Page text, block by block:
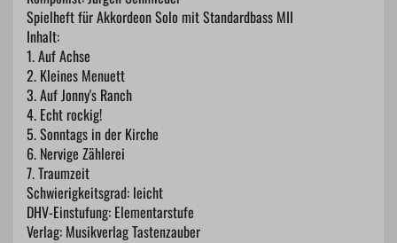
Spielheft für Akkordeon Solo mit Standardbass MII
Inhalt:
1. Auf Achse
2. Kleines Menuett
3. Auf Jonny's Ranch
4. Echt rockig!
5. Sonntags in der Kirche
6. Nervige Zählerei
7. Traumzeit
Schwierigkeitsgrad: leicht
DHV-Einstufung: Elementarstufe
Verlag: Musikverlag Tastenzauber